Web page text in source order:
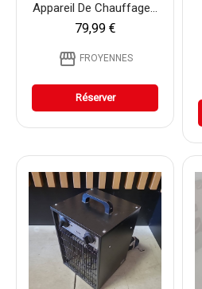
Appareil De Chauffage...
79,99 €
storefront FROYENNES
Réserver